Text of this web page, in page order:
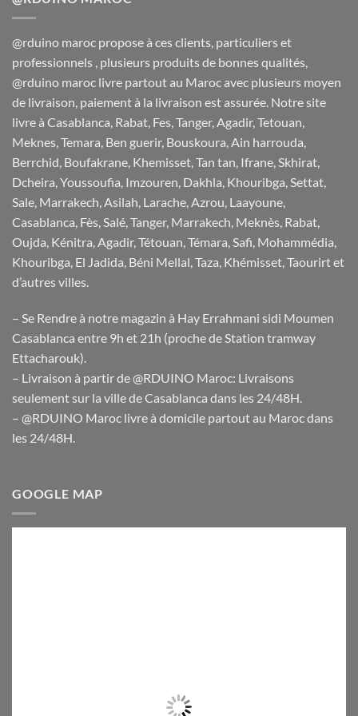
@rduino maroc propose à ces clients, particuliers et
professionnels , plusieurs produits de bonnes qualités,
@rduino maroc livre partout au Maroc avec plusieurs moyen
de livraison, paiement à la livraison est assurée. Notre site
livre à Casablanca, Rabat, Fes, Tanger, Agadir, Tetouan,
Meknes, Temara, Ben guerir, Bouskoura, Ain harrouda,
Berrchid, Boufakrane, Khemisset, Tan tan, Ifrane, Skhirat,
Dcheira, Youssoufia, Imzouren, Dakhla, Khouribga, Settat,
Sale, Marrakech, Asilah, Larache, Azrou, Laayoune,
Casablanca, Fès, Salé, Tanger, Marrakech, Meknès, Rabat,
Oujda, Kénitra, Agadir, Tétouan, Témara, Safi, Mohammédia,
Khouribga, El Jadida, Béni Mellal, Taza, Khémisset, Taourirt et
d’autres villes.
– Se Rendre à notre magazin à Hay Errahmani sidi Moumen
Casablanca entre 9h et 21h (proche de Station tramway
Ettacharouk).
– Livraison à partir de @RDUINO Maroc: Livraisons
seulement sur la ville de Casablanca dans les 24/48H.
– @RDUINO Maroc livre à domicile partout au Maroc dans
les 24/48H.
GOOGLE MAP